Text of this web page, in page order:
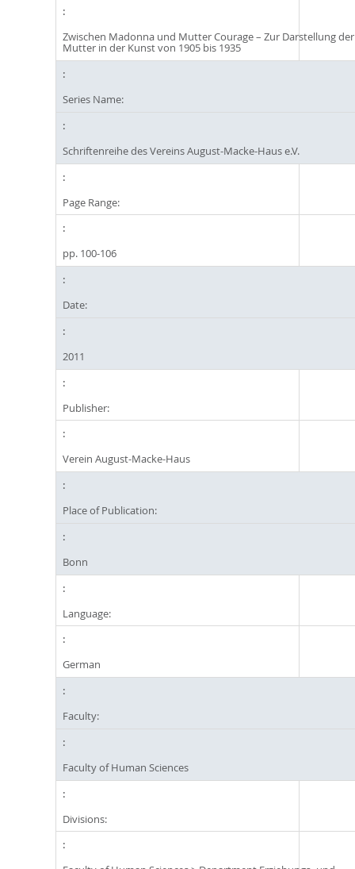
Zwischen Madonna und Mutter Courage – Zur Darstellung der
Mutter in der Kunst von 1905 bis 1935
Series Name:
Schriftenreihe des Vereins August-Macke-Haus e.V.
Page Range:
pp. 100-106
Date:
2011
Publisher:
Verein August-Macke-Haus
Place of Publication:
Bonn
Language:
German
Faculty:
Faculty of Human Sciences
Divisions: